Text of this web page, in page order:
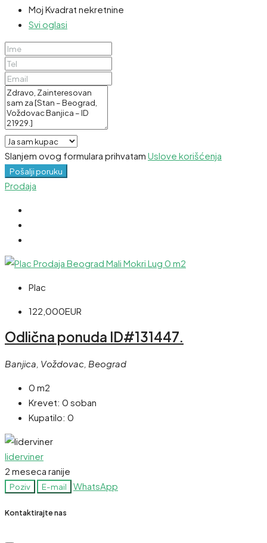
Moj Kvadrat nekretnine
Svi oglasi
Slanjem ovog formulara prihvatam Uslove korišćenja
Pošalji poruku
Prodaja
Plac
122,000EUR
Odlična ponuda ID#131447.
Banjica, Voždovac, Beograd
0 m2
Krevet: 0 soban
Kupatilo: 0
liderviner
2 meseca ranije
Poziv E-mail WhatsApp
Kontaktirajte nas